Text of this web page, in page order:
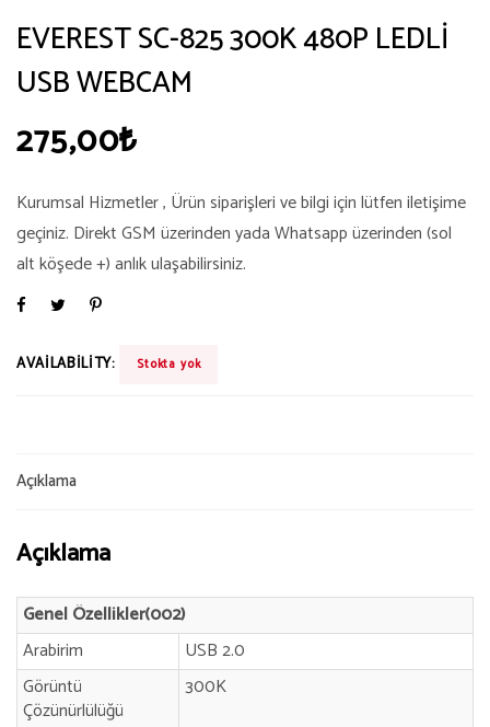
EVEREST SC-825 300K 480P LEDLİ
USB WEBCAM
275,00₺
Kurumsal Hizmetler , Ürün siparişleri ve bilgi için lütfen iletişime
geçiniz. Direkt GSM üzerinden yada Whatsapp üzerinden (sol
alt köşede +) anlık ulaşabilirsiniz.
AVAILABILITY: Stokta yok
Açıklama
Açıklama
Genel Özellikler(002)
Arabirim
USB 2.0
Görüntü
Çözünürlülüğü
300K